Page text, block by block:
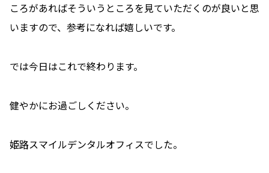
ころがあればそういうところを見ていただくのが良いと思
いますので、参考になれば嬉しいです。
では今日はこれで終わります。
健やかにお過ごしください。
姫路スマイルデンタルオフィスでした。